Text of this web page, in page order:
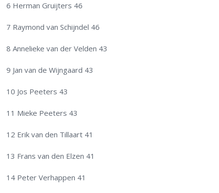
6 Herman Gruijters 46
7 Raymond van Schijndel 46
8 Annelieke van der Velden 43
9 Jan van de Wijngaard 43
10 Jos Peeters 43
11 Mieke Peeters 43
12 Erik van den Tillaart 41
13 Frans van den Elzen 41
14 Peter Verhappen 41